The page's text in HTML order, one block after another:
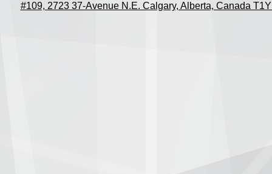
#109, 2723 37-Avenue N.E. Calgary, Alberta, Canada